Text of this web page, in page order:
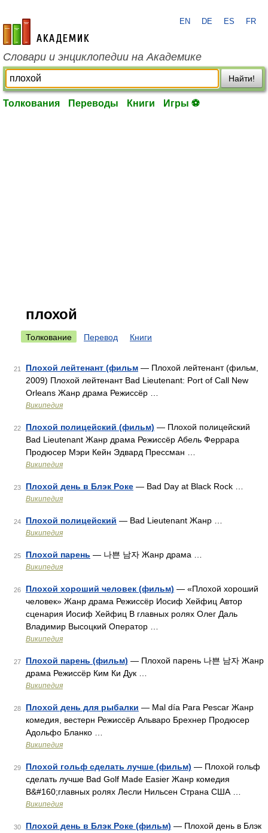
academic.ru
EN DE ES FR
Словари и энциклопедии на Академике
Найти!
Толкования Переводы Книги Игры ⚽
плохой
Толкование Перевод Книги
21 Плохой лейтенант (фильм — Плохой лейтенант (фильм,
2009) Плохой лейтенант Bad Lieutenant: Port of Call New
Orleans Жанр драма Режиссёр …
Википедия
22 Плохой полицейский (фильм) — Плохой полицейский
Bad Lieutenant Жанр драма Режиссёр Абель Феррара
Продюсер Мэри Кейн Эдвард Прессман …
Википедия
23 Плохой день в Блэк Роке — Bad Day at Black Rock …
Википедия
24 Плохой полицейский — Bad Lieutenant Жанр …
Википедия
25 Плохой парень — 나쁜 남자 Жанр драма …
Википедия
26 Плохой хороший человек (фильм) — «Плохой хороший
человек» Жанр драма Режиссёр Иосиф Хейфиц Автор
сценария Иосиф Хейфиц В главных ролях Олег Даль
Владимир Высоцкий Оператор …
Википедия
27 Плохой парень (фильм) — Плохой парень 나쁜 남자 Жанр
драма Режиссёр Ким Ки Дук …
Википедия
28 Плохой день для рыбалки — Mal día Para Pescar Жанр
комедия, вестерн Режиссёр Альваро Брехнер Продюсер
Адольфо Бланко …
Википедия
29 Плохой гольф сделать лучше (фильм) — Плохой гольф
сделать лучше Bad Golf Made Easier Жанр комедия
В&#160;главных ролях Лесли Нильсен Страна США …
Википедия
30 Плохой день в Блэк Роке (фильм) — Плохой день в Блэк